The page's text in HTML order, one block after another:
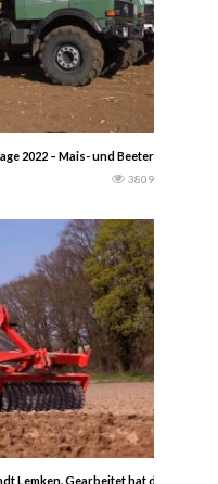
2022 – Mais- und Beeternte-
3809
Lemken. Gearbeitet hat die Kombi